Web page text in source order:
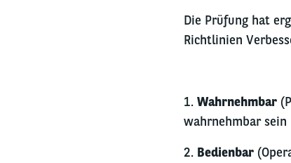
Die Prüfung hat
Richtlinien
1. Wahrnehmbar
wahrnehmbar sein
2. Bedienbar